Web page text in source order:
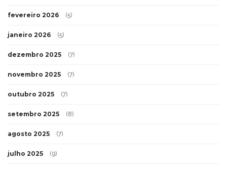
fevereiro 2026 (5)
janeiro 2026 (5)
dezembro 2025 (7)
novembro 2025 (7)
outubro 2025 (7)
setembro 2025 (8)
agosto 2025 (7)
julho 2025 (9)